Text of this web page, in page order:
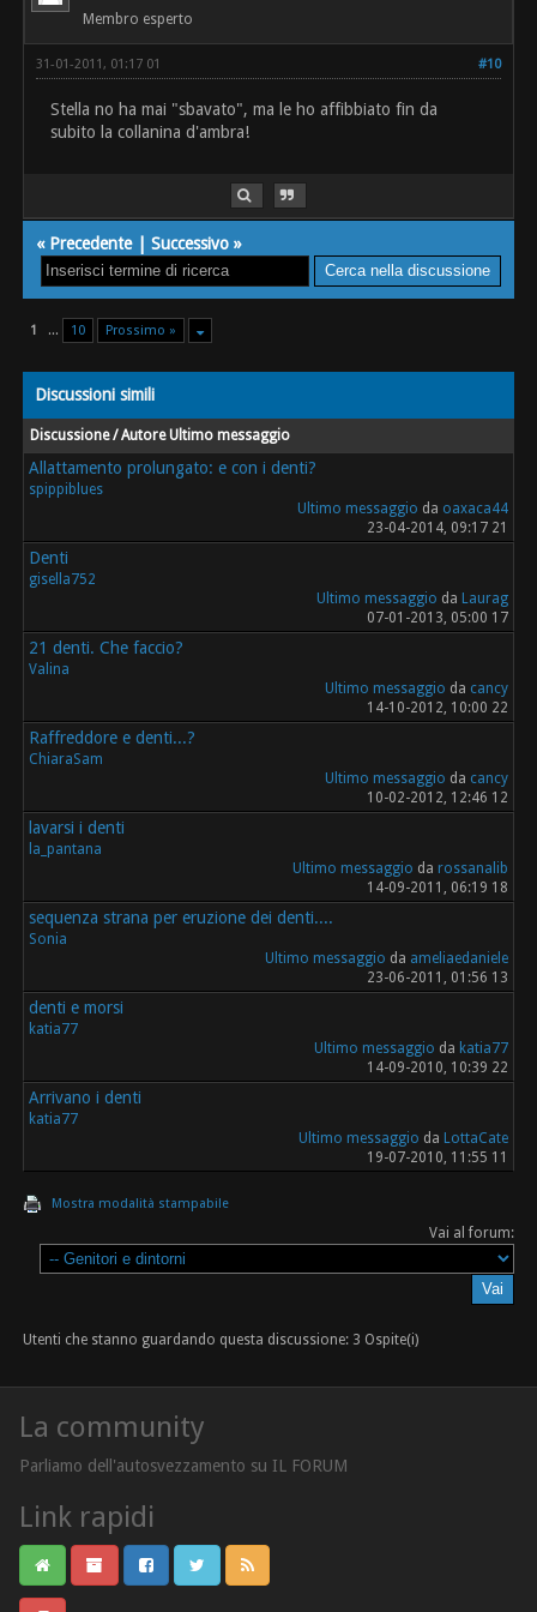
Membro esperto
#10
31-01-2011, 01:17 01
Stella no ha mai "sbavato", ma le ho affibbiato fin da
subito la collanina d'ambra!
« Precedente|Successivo »
1 ... 10 Prossimo »
Discussioni simili
Discussione / Autore Ultimo messaggio
Allattamento prolungato: e con i denti?
spippiblues
Ultimo messaggio da oaxaca44
23-04-2014, 09:17 21
Denti
gisella752
Ultimo messaggio da Laurag
07-01-2013, 05:00 17
21 denti. Che faccio?
Valina
Ultimo messaggio da cancy
14-10-2012, 10:00 22
Raffreddore e denti...?
ChiaraSam
Ultimo messaggio da cancy
10-02-2012, 12:46 12
lavarsi i denti
la_pantana
Ultimo messaggio da rossanalib
14-09-2011, 06:19 18
sequenza strana per eruzione dei denti....
Sonia
Ultimo messaggio da ameliaedaniele
23-06-2011, 01:56 13
denti e morsi
katia77
Ultimo messaggio da katia77
14-09-2010, 10:39 22
Arrivano i denti
katia77
Ultimo messaggio da LottaCate
19-07-2010, 11:55 11
Mostra modalità stampabile
Vai al forum:
Utenti che stanno guardando questa discussione: 3 Ospite(i)
La community
Parliamo dell'autosvezzamento su IL FORUM
Link rapidi